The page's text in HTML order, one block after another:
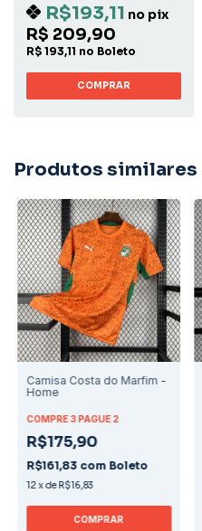
R$193,11 no pix
R$ 209,90
R$ 193,11 no Boleto
COMPRAR
Produtos similares
Camisa Costa do Marfim -
Home
COMPRE 3 PAGUE 2
R$175,90
R$161,83 com Boleto
12xde R$16,83
COMPRAR